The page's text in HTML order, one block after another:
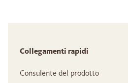
Collegamenti rapidi
Consulente del prodotto